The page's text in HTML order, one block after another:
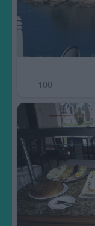
100